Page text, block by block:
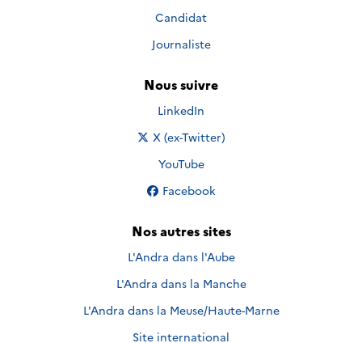
Candidat
Journaliste
Nous suivre
Nous suivre sur
LinkedIn
Nous suivre sur
X (ex-Twitter)
Nous suivre sur
YouTube
Nous suivre sur
Facebook
Nos autres sites
L'Andra dans l'Aube
L'Andra dans la Manche
L'Andra dans la Meuse/Haute-Marne
Site international